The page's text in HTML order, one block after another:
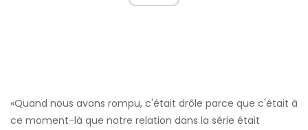
«Quand nous avons rompu, c'était drôle parce que c'était à
ce moment-là que notre relation dans la série était